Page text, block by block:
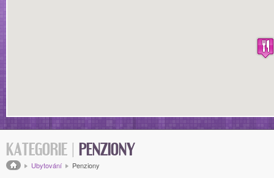
KATEGORIE | PENZIONY
Drobečková navigace
Ubytování Penziony